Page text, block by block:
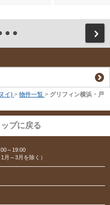
イ) > 物件一覧 > グリフィン横浜・戸
プに戻る
～19:00
月～3月を除く）